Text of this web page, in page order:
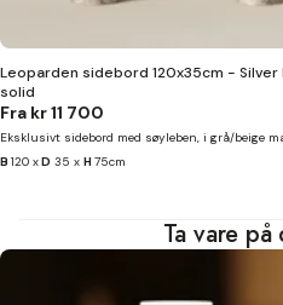
Leoparden sidebord 120x35cm - Silver
solid
Fra kr 11 700
Eksklusivt sidebord med søyleben, i grå/beige
B 120 xD 35 x H 75cm
Ta vare